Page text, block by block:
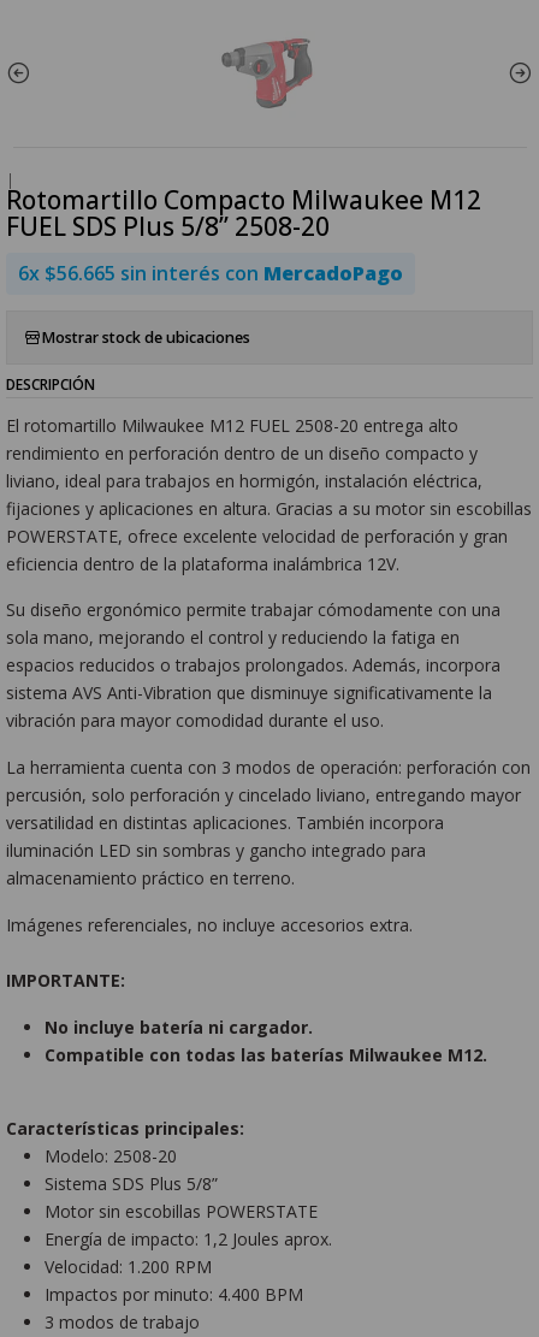
|
Rotomartillo Compacto Milwaukee M12
FUEL SDS Plus 5/8” 2508-20
6x $56.665 sin interés con MercadoPago
Mostrar stock de ubicaciones
DESCRIPCIÓN
El rotomartillo Milwaukee M12 FUEL 2508-20 entrega alto
rendimiento en perforación dentro de un diseño compacto y
liviano, ideal para trabajos en hormigón, instalación eléctrica,
fijaciones y aplicaciones en altura. Gracias a su motor sin escobillas
POWERSTATE, ofrece excelente velocidad de perforación y gran
eficiencia dentro de la plataforma inalámbrica 12V.
Su diseño ergonómico permite trabajar cómodamente con una
sola mano, mejorando el control y reduciendo la fatiga en
espacios reducidos o trabajos prolongados. Además, incorpora
sistema AVS Anti-Vibration que disminuye significativamente la
vibración para mayor comodidad durante el uso.
La herramienta cuenta con 3 modos de operación: perforación con
percusión, solo perforación y cincelado liviano, entregando mayor
versatilidad en distintas aplicaciones. También incorpora
iluminación LED sin sombras y gancho integrado para
almacenamiento práctico en terreno.
Imágenes referenciales, no incluye accesorios extra.
IMPORTANTE:
No incluye batería ni cargador.
Compatible con todas las baterías Milwaukee M12.
Características principales:
Modelo: 2508-20
Sistema SDS Plus 5/8”
Motor sin escobillas POWERSTATE
Energía de impacto: 1,2 Joules aprox.
Velocidad: 1.200 RPM
Impactos por minuto: 4.400 BPM
3 modos de trabajo